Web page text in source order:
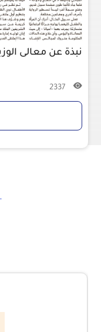
نبذة عن معالى
2337